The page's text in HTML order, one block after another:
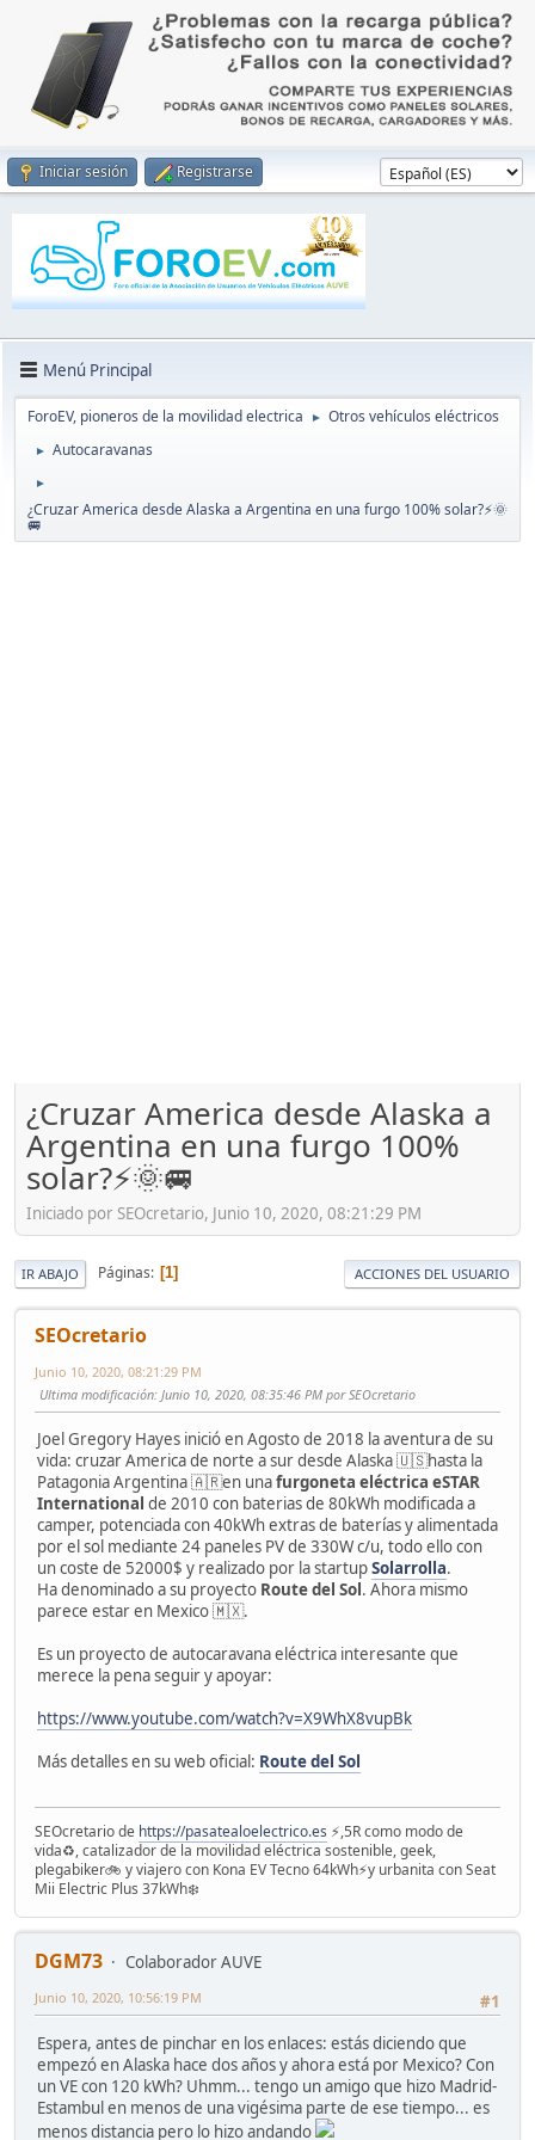
Iniciar sesión Registrarse
Menú Principal
ForoEV, pioneros de la movilidad electrica ► Otros vehículos eléctricos
► Autocaravanas
►
¿Cruzar America desde Alaska a Argentina en una furgo 100% solar?⚡🌞
🚐
¿Cruzar America desde Alaska a
Argentina en una furgo 100%
solar?⚡🌞🚐
Iniciado por SEOcretario, Junio 10, 2020, 08:21:29 PM
IR ABAJO Páginas 1 ACCIONES DEL USUARIO
SEOcretario
Junio 10, 2020, 08:21:29 PM
Ultima modificación: Junio 10, 2020, 08:35:46 PM por SEOcretario
Joel Gregory Hayes inició en Agosto de 2018 la aventura de su
vida: cruzar America de norte a sur desde Alaska 🇺🇸hasta la
Patagonia Argentina 🇦🇷en unafurgoneta eléctrica eSTAR
International de 2010 con baterias de 80kWh modificada a
camper, potenciada con 40kWh extras de baterías y alimentada
por el sol mediante 24 paneles PV de 330W c/u, todo ello con
un coste de 52000$ y realizado por la startupSolarrolla.
Ha denominado a su proyecto Route del Sol. Ahora mismo
parece estar en Mexico 🇲🇽.
Es un proyecto de autocaravana eléctrica interesante que
merece la pena seguir y apoyar:
https://www.youtube.com/watch?v=X9WhX8vupBk
Más detalles en su web oficial: Route del Sol
SEOcretario de https://pasatealoelectrico.es ⚡️,5R como modo de
vida♻️, catalizador de la movilidad eléctrica sostenible, geek,
plegabiker🚲 y viajero con Kona EV Tecno 64kWh⚡️y urbanita con Seat
Mii Electric Plus 37kWh❄️
DGM73
Colaborador AUVE
#1
Junio 10, 2020, 10:56:19 PM
Espera, antes de pinchar en los enlaces: estás diciendo que
empezó en Alaska hace dos años y ahora está por Mexico? Con
un VE con 120 kWh? Uhmm... tengo un amigo que hizo Madrid-
Estambul en menos de una vigésima parte de ese tiempo... es
menos distancia pero lo hizo andando